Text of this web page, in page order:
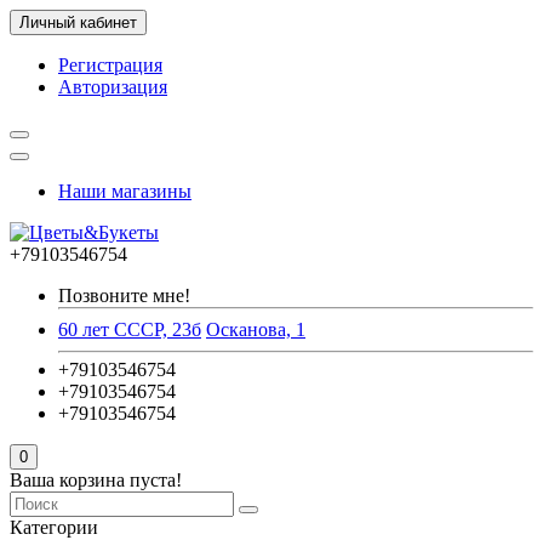
Личный кабинет
Регистрация
Авторизация
Наши магазины
+79103546754
Позвоните мне!
60 лет СССР, 23б Осканова, 1
+79103546754
+79103546754
+79103546754
0
Ваша корзина пуста!
Категории